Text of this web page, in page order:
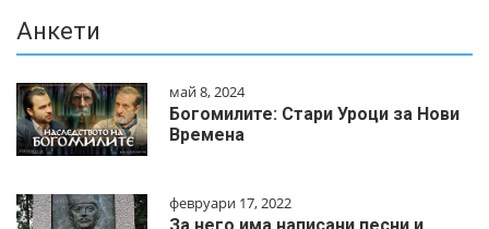
Анкети
май 8, 2024
Богомилите: Стари Уроци за Нови
Времена
февруари 17, 2022